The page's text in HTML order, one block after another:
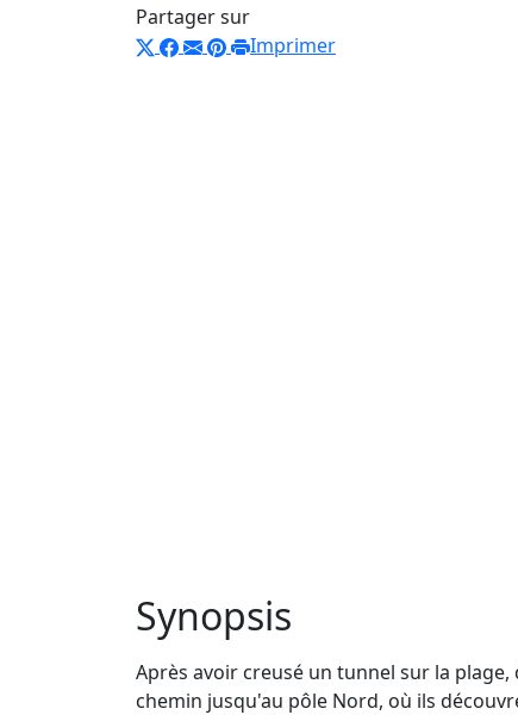
Partager sur
Imprimer
Synopsis
Après avoir creusé un tunnel sur la
chemin jusqu'au pôle Nord, où ils